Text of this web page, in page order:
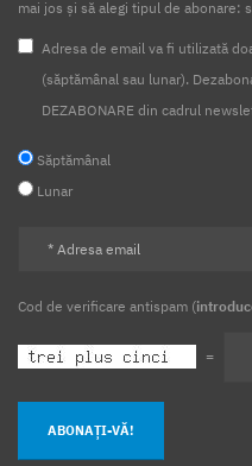
mai jos și să alegi tipul de abonare:
Adresa de email va fi utilizată
(săptămânal sau lunar).
DEZABONARE din cadrul
Săptămânal
Lunar
Cod de verificare antispam (
=
ABONAȚI-VĂ!